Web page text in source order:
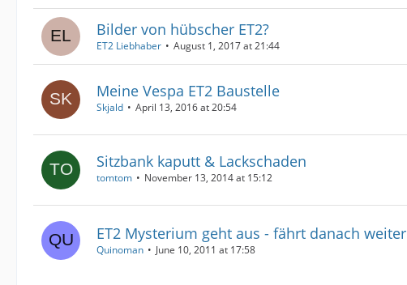
Bilder von hübscher ET2?
ET2 Liebhaber August 1, 2017 at 21:44
Meine Vespa ET2 Baustelle
Skjald April 13, 2016 at 20:54
Sitzbank kaputt & Lackschaden
tomtom November 13, 2014 at 15:12
ET2 Mysterium geht aus - fährt danach weiter
Quinoman June 10, 2011 at 17:58